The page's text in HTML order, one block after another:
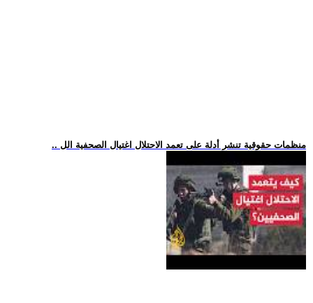
.. منظمات حقوقية تنشر أدلة على تعمد الاحتلال اغتيال الصحفية الل